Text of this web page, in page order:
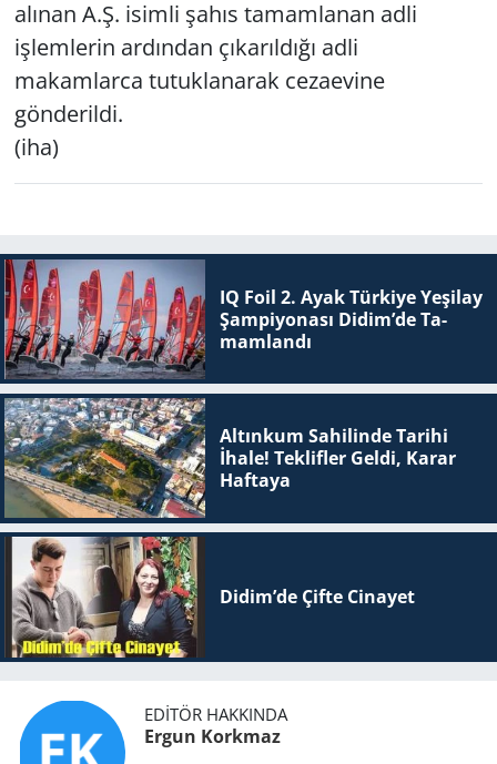
alınan A.Ş. isimli şahıs tamamlanan adli
işlemlerin ardından çıkarıldığı adli
makamlarca tutuklanarak cezaevine
gönderildi.
(iha)
IQ Foil 2. Ayak Tür­ki­ye Ye­şi­lay
Şam­pi­yo­na­sı Didim’de Ta­
mam­lan­dı
Altınkum Sahilinde Tarihi
İhale! Teklifler Geldi, Karar
Haftaya
Didim’de Çifte Ci­na­yet
EDITÖR HAKKINDA
Ergun Korkmaz